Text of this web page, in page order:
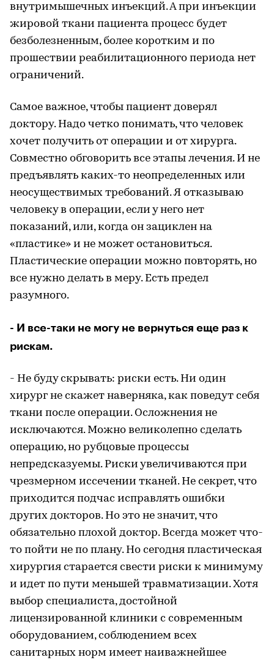
внутримышечных инъекций. А при инъекции
жировой ткани пациента процесс будет
безболезненным, более коротким и по
прошествии реабилитационного периода нет
ограничений.
Самое важное, чтобы пациент доверял
доктору. Надо четко понимать, что человек
хочет получить от операции и от хирурга.
Совместно обговорить все этапы лечения. И не
предъявлять каких-то неопределенных или
неосуществимых требований. Я отказываю
человеку в операции, если у него нет
показаний, или, когда он зациклен на
«пластике» и не может остановиться.
Пластические операции можно повторять, но
все нужно делать в меру. Есть предел
разумного.
- И все-таки не могу не вернуться еще раз к
рискам.
- Не буду скрывать: риски есть. Ни один
хирург не скажет наверняка, как поведут себя
ткани после операции. Осложнения не
исключаются. Можно великолепно сделать
операцию, но рубцовые процессы
непредсказуемы. Риски увеличиваются при
чрезмерном иссечении тканей. Не секрет, что
приходится подчас исправлять ошибки
других докторов. Но это не значит, что
обязательно плохой доктор. Всегда может что-
то пойти не по плану. Но сегодня пластическая
хирургия старается свести риски к минимуму
и идет по пути меньшей травматизации. Хотя
выбор специалиста, достойной
лицензированной клиники с современным
оборудованием, соблюдением всех
санитарных норм имеет наиважнейшее